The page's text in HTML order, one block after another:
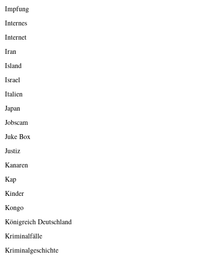
Impfung
Internes
Internet
Iran
Island
Israel
Italien
Japan
Jobscam
Juke Box
Justiz
Kanaren
Kap
Kinder
Kongo
Königreich Deutschland
Kriminalfälle
Kriminalgeschichte